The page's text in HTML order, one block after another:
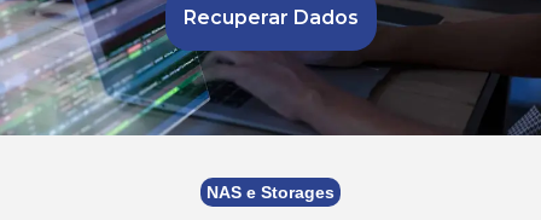
Recuperar Dados
NAS e Storages